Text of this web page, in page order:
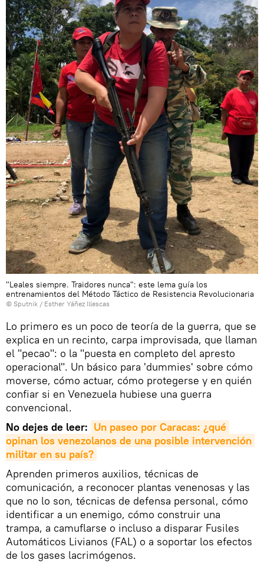
"Leales siempre. Traidores nunca": este lema guía los
entrenamientos del Método Táctico de Resistencia Revolucionaria
© Sputnik / Esther Yáñez Illescas
Lo primero es un poco de teoría de la guerra, que se
explica en un recinto, carpa improvisada, que llaman
el "pecao": o la "puesta en completo del apresto
operacional". Un básico para 'dummies' sobre cómo
moverse, cómo actuar, cómo protegerse y en quién
confiar si en Venezuela hubiese una guerra
convencional.
No dejes de leer: Un paseo por Caracas: ¿qué
opinan los venezolanos de una posible intervención
militar en su país?
Aprenden primeros auxilios, técnicas de
comunicación, a reconocer plantas venenosas y las
que no lo son, técnicas de defensa personal, cómo
identificar a un enemigo, cómo construir una
trampa, a camuflarse o incluso a disparar Fusiles
Automáticos Livianos (FAL) o a soportar los efectos
de los gases lacrimógenos.